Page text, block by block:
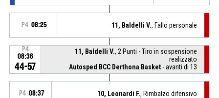
P4 08:25 11, Baldelli V., Fallo personale
P4
08:36
44-57
11, Baldelli V., 2 Punti - Tiro in sospensione
realizzato
Autosped BCC Derthona Basket - avanti di 13
P4 08:37 10, Leonardi F., Rimbalzo difensivo